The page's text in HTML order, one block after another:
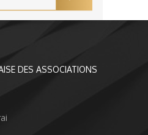
DES ASSOCIATIONS